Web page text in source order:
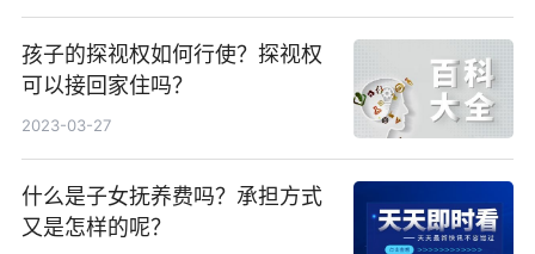
孩子的探视权如何行使？探视权
可以接回家住吗？
2023-03-27
什么是子女抚养费吗？承担方式
又是怎样的呢？